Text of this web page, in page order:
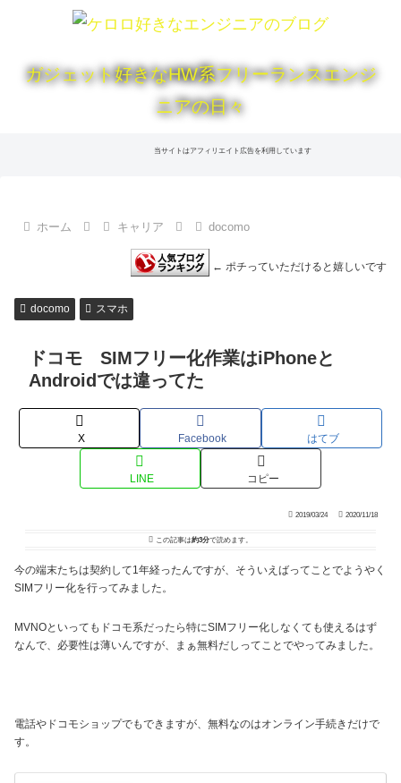
ガジェット好きなHW系フリーランスエンジ
ニアの日々
当サイトはアフィリエイト広告を利用しています
ホーム キャリア docomo
← ポチっていただけると嬉しいです
docomo スマホ
ドコモ SIMフリー化作業はiPhoneと
Androidでは違ってた
X Facebook はてブ
LINE コピー
2019/03/24 2020/11/18
この記事は約3分で読めます。
今の端末たちは契約して1年経ったんですが、そういえばってことでようやく
SIMフリー化を行ってみました。
MVNOといってもドコモ系だったら特にSIMフリー化しなくても使えるはず
なんで、必要性は薄いんですが、まぁ無料だしってことでやってみました。
電話やドコモショップでもできますが、無料なのはオンライン手続きだけで
す。